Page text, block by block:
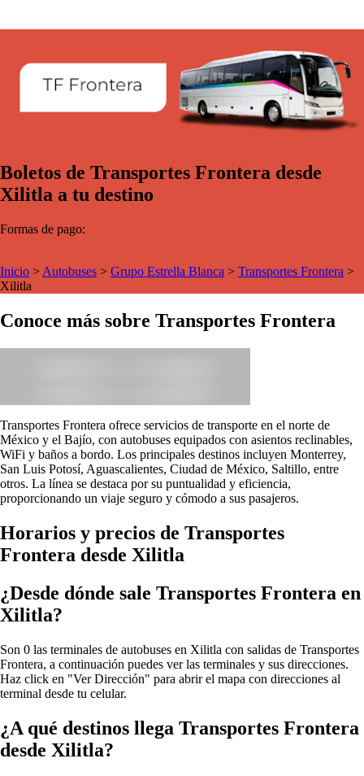
Boletos de Transportes Frontera desde
Xilitla a tu destino
Formas de pago:
Inicio > Autobuses > Grupo Estrella Blanca > Transportes Frontera >
Xilitla
Conoce más sobre Transportes Frontera
Transportes Frontera ofrece servicios de transporte en el norte de
México y el Bajío, con autobuses equipados con asientos reclinables,
WiFi y baños a bordo. Los principales destinos incluyen Monterrey,
San Luis Potosí, Aguascalientes, Ciudad de México, Saltillo, entre
otros. La línea se destaca por su puntualidad y eficiencia,
proporcionando un viaje seguro y cómodo a sus pasajeros.
Horarios y precios de Transportes
Frontera desde Xilitla
¿Desde dónde sale Transportes Frontera en
Xilitla?
Son 0 las terminales de autobuses en Xilitla con salidas de Transportes
Frontera, a continuación puedes ver las terminales y sus direcciones.
Haz click en "Ver Dirección" para abrir el mapa con direcciones al
terminal desde tu celular.
¿A qué destinos llega Transportes Frontera
desde Xilitla?